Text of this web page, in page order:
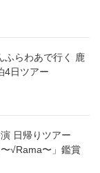
ふらわあで行く 鹿
4日ツアー
日帰りツアー
√Rama〜」鑑賞